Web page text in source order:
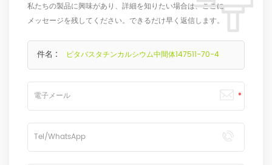
私たちの製品に興味があり、詳細を知りたい場合は、ここに
メッセージを残してください。できるだけ早く返信します。
件名 : ピタバスタチンカルシウム中間体147511-70-4